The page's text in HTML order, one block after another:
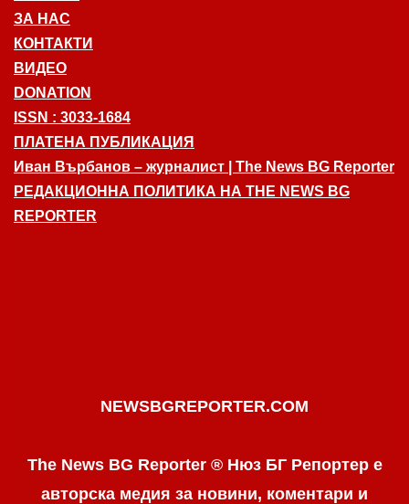
ЗА НАС
КОНТАКТИ
ВИДЕО
DONATION
ISSN : 3033-1684
ПЛАТЕНА ПУБЛИКАЦИЯ
Иван Върбанов – журналист | The News BG Reporter
РЕДАКЦИОННА ПОЛИТИКА НА THE NEWS BG
REPORTER
NEWSBGREPORTER.COM
The News BG Reporter ® Нюз БГ Репортер е
авторска медия за новини, коментари и